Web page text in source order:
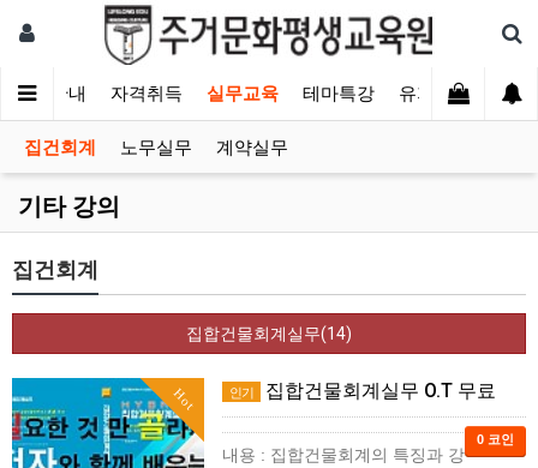
교육안내 자격취득 실무교육 테마특강 유지보수 내
집건회계 노무실무 계약실무
기타 강의
집건회계
집합건물회계실무(14)
Hot 인기 집합건물회계실무 O.T 무료
0 코인
내용 : 집합건물회계의 특징과 강